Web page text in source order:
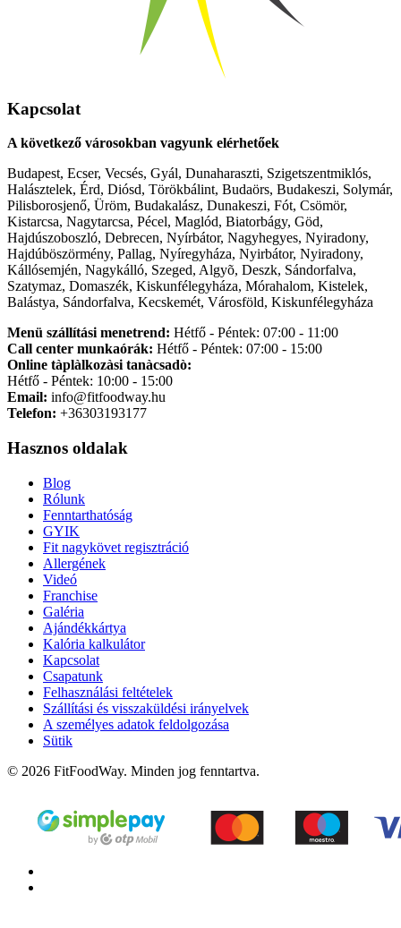
Kapcsolat
A következő városokban vagyunk elérhetőek
Budapest, Ecser, Vecsés, Gyál, Dunaharaszti, Szigetszentmiklós,
Halásztelek, Érd, Diósd, Törökbálint, Budaörs, Budakeszi, Solymár,
Pilisborosjenő, Üröm, Budakalász, Dunakeszi, Fót, Csömör,
Kistarcsa, Nagytarcsa, Pécel, Maglód, Biatorbágy, Göd,
Hajdúszoboszló, Debrecen, Nyírbátor, Nagyhegyes, Nyiradony,
Hajdúböszörmény, Pallag, Nyíregyháza, Nyirbátor, Nyiradony,
Kállósemjén, Nagykálló, Szeged, Algyõ, Deszk, Sándorfalva,
Szatymaz, Domaszék, Kiskunfélegyháza, Mórahalom, Kistelek,
Balástya, Sándorfalva, Kecskemét, Városföld, Kiskunfélegyháza
Menü szállítási menetrend: Hétfő - Péntek: 07:00 - 11:00
Call center munkaórák: Hétfő - Péntek: 07:00 - 15:00
Online tàplàlkozàsi tanàcsadò:
Hétfő - Péntek: 10:00 - 15:00
Email: info@fitfoodway.hu
Telefon: +36303193177
Hasznos oldalak
Blog
Rólunk
Fenntarthatóság
GYIK
Fit nagykövet regisztráció
Allergének
Videó
Franchise
Galéria
Ajándékkártya
Kalória kalkulátor
Kapcsolat
Csapatunk
Felhasználási feltételek
Szállítási és visszaküldési irányelvek
A személyes adatok feldolgozása
Sütik
© 2026 FitFoodWay. Minden jog fenntartva.